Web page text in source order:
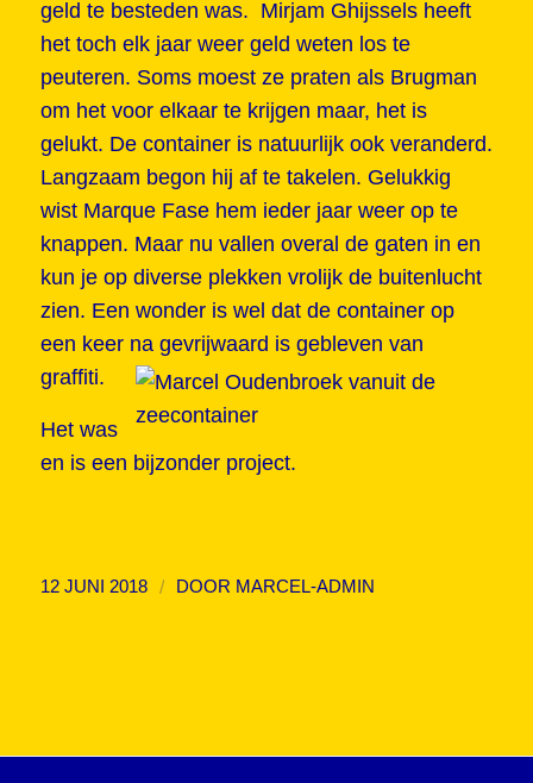
geld te besteden was. Mirjam Ghijssels heeft
het toch elk jaar weer geld weten los te
peuteren. Soms moest ze praten als Brugman
om het voor elkaar te krijgen maar, het is
gelukt. De container is natuurlijk ook veranderd.
Langzaam begon hij af te takelen. Gelukkig
wist Marque Fase hem ieder jaar weer op te
knappen. Maar nu vallen overal de gaten in en
kun je op diverse plekken vrolijk de buitenlucht
zien. Een wonder is wel dat de container op
een keer na gevrijwaard is gebleven van
graffiti.
Het was
en is een bijzonder project.
12 JUNI 2018 / DOOR MARCEL-ADMIN